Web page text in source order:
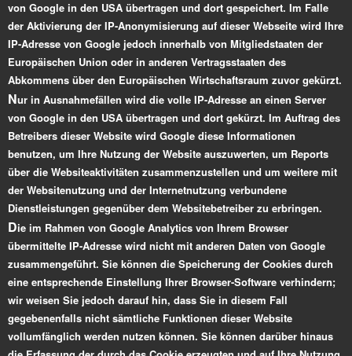
von Google in den USA übertragen und dort gespeichert. Im Falle
der Aktivierung der IP-Anonymisierung auf dieser Webseite wird Ihre
IP-Adresse von Google jedoch innerhalb von Mitgliedstaaten der
Europäischen Union oder in anderen Vertragsstaaten des
Abkommens über den Europäischen Wirtschaftsraum zuvor gekürzt.
Nur in Ausnahmefällen wird die volle IP-Adresse an einen Server
von Google in den USA übertragen und dort gekürzt. Im Auftrag des
Betreibers dieser Website wird Google diese Informationen
benutzen, um Ihre Nutzung der Website auszuwerten, um Reports
über die Websiteaktivitäten zusammenzustellen und um weitere mit
der Websitenutzung und der Internetnutzung verbundene
Dienstleistungen gegenüber dem Websitebetreiber zu erbringen.
Die im Rahmen von Google Analytics von Ihrem Browser
übermittelte IP-Adresse wird nicht mit anderen Daten von Google
zusammengeführt. Sie können die Speicherung der Cookies durch
eine entsprechende Einstellung Ihrer Browser-Software verhindern;
wir weisen Sie jedoch darauf hin, dass Sie in diesem Fall
gegebenenfalls nicht sämtliche Funktionen dieser Website
vollumfänglich werden nutzen können. Sie können darüber hinaus